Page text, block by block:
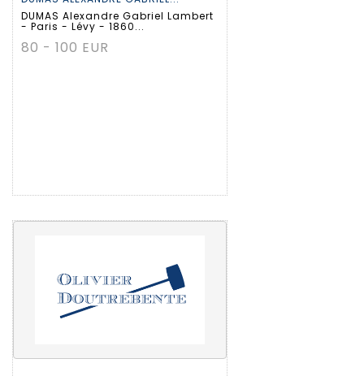
DUMAS Alexandre Gabriel Lambert
- Paris - Lévy - 1860...
80 - 100 EUR